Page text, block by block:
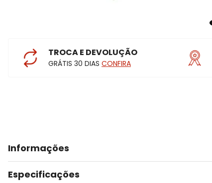
TROCA E DEVOLUÇÃO
GRÁTIS 30 DIAS CONFIRA
Informações
Especificações